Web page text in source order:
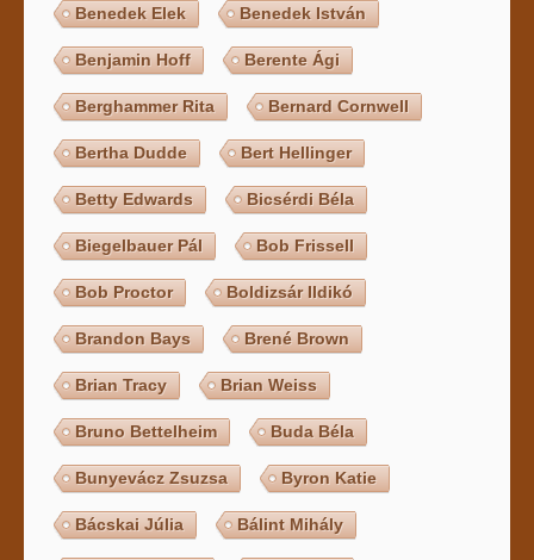
Benedek Elek Benedek István
Benjamin Hoff Berente Ági
Berghammer Rita Bernard Cornwell
Bertha Dudde Bert Hellinger
Betty Edwards Bicsérdi Béla
Biegelbauer Pál Bob Frissell
Bob Proctor Boldizsár Ildikó
Brandon Bays Brené Brown
Brian Tracy Brian Weiss
Bruno Bettelheim Buda Béla
Bunyevácz Zsuzsa Byron Katie
Bácskai Júlia Bálint Mihály